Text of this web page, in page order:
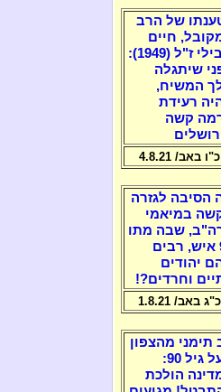
של הרב
חיים
שבילי ז"ל (1949):
שיתגלה
המשיח,
רעידת
קשה
כ"ו באב/ 4.8.21
הסיבה לגזרה
במיאמי
שבה מתו
98 איש, רבים
יהודים
וחרדים?!
כ"ג באב/ 1.8.21
תימני מהצפון
מעל גיל 90:
הולכת